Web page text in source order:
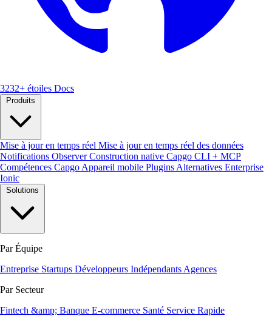
3232+ étoiles Docs
Produits
Mise à jour en temps réel Mise à jour en temps réel des données
Notifications ObserverConstruction native Capgo CLI + MCP
Compétences Capgo Appareil mobile Plugins Alternatives Enterprise
Ionic
Solutions
Par Équipe
Entreprise Startups Développeurs Indépendants Agences
Par Secteur
Fintech &amp; Banque E-commerce Santé Service Rapide